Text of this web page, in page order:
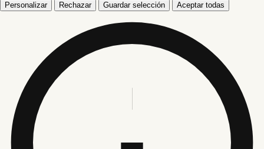
Personalizar Rechazar Guardar selección Aceptar todas